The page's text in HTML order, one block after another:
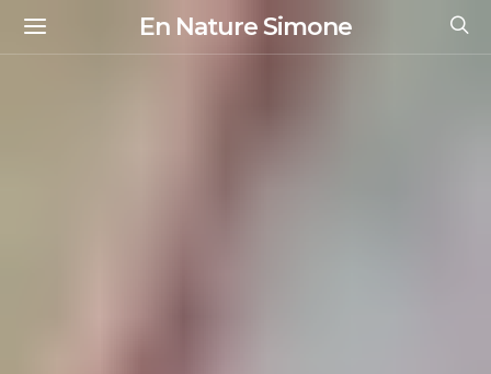
En Nature Simone